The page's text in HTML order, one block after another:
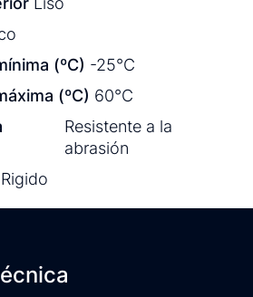
(ºC) -25°C
(ºC) 60°C
Resistente a la
abrasión